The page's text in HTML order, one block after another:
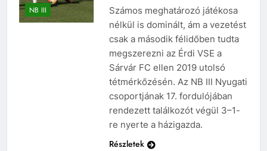
NB III
Számos meghatározó játékosa
nélkül is dominált, ám a vezetést
csak a második félidőben tudta
megszerezni az Érdi VSE a
Sárvár FC ellen 2019 utolsó
tétmérkőzésén. Az NB III Nyugati
csoportjának 17. fordulójában
rendezett találkozót végül 3–1-
re nyerte a házigazda.
Részletek